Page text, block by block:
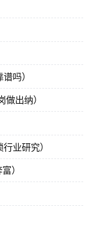
吗）
出纳）
业研究）
）